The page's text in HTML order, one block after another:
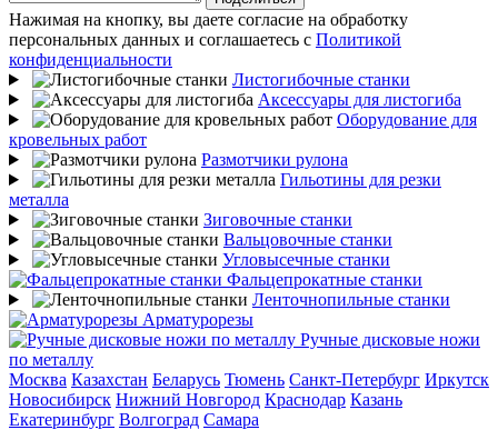
Нажимая на кнопку, вы даете согласие на обработку
персональных данных и соглашаетесь с Политикой
конфиденциальности
Листогибочные станки
Аксессуары для листогиба
Оборудование для
кровельных работ
Размотчики рулона
Гильотины для резки
металла
Зиговочные станки
Вальцовочные станки
Угловысечные станки
Фальцепрокатные станки
Ленточнопильные станки
Арматурорезы
Ручные дисковые ножи
по металлу
Москва Казахстан Беларусь Тюмень Санкт-Петербург Иркутск
Новосибирск Нижний Новгород Краснодар Казань
Екатеринбург Волгоград Самара